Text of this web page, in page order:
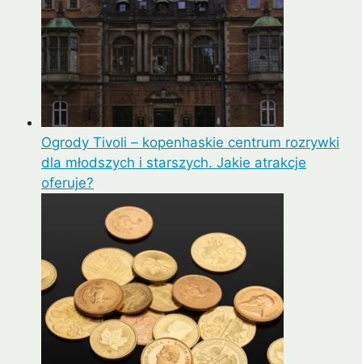
Ogrody Tivoli – kopenhaskie centrum rozrywki
dla młodszych i starszych. Jakie atrakcje
oferuje?